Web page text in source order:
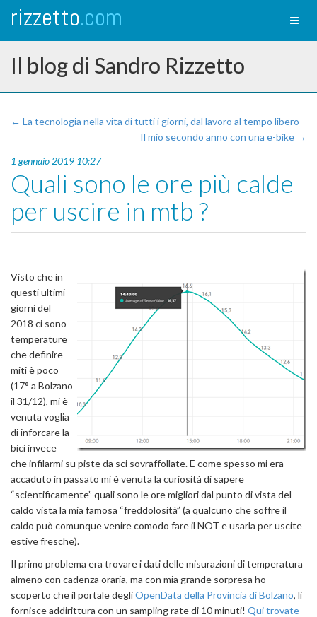
rizzetto.com
Il blog di Sandro Rizzetto
← La tecnologia nella vita di tutti i giorni, dal lavoro al tempo libero
Il mio secondo anno con una e-bike →
1 gennaio 2019 10:27
Quali sono le ore più calde
per uscire in mtb ?
Visto che in
questi ultimi
giorni del
2018 ci sono
temperature
che definire
miti è poco
(17° a Bolzano
il 31/12), mi è
venuta voglia
di inforcare la
bici invece
che infilarmi su piste da sci sovraffollate. E come spesso mi era
accaduto in passato mi è venuta la curiosità di sapere
“scientificamente” quali sono le ore migliori dal punto di vista del
caldo vista la mia famosa “freddolosità” (a qualcuno che soffre il
caldo può comunque venire comodo fare il NOT e usarla per uscite
estive fresche).
Il primo problema era trovare i dati delle misurazioni di temperatura
almeno con cadenza oraria, ma con mia grande sorpresa ho
scoperto che il portale degliOpenData della Provincia di Bolzano, li
fornisce addirittura con un sampling rate di 10 minuti! Qui trovate